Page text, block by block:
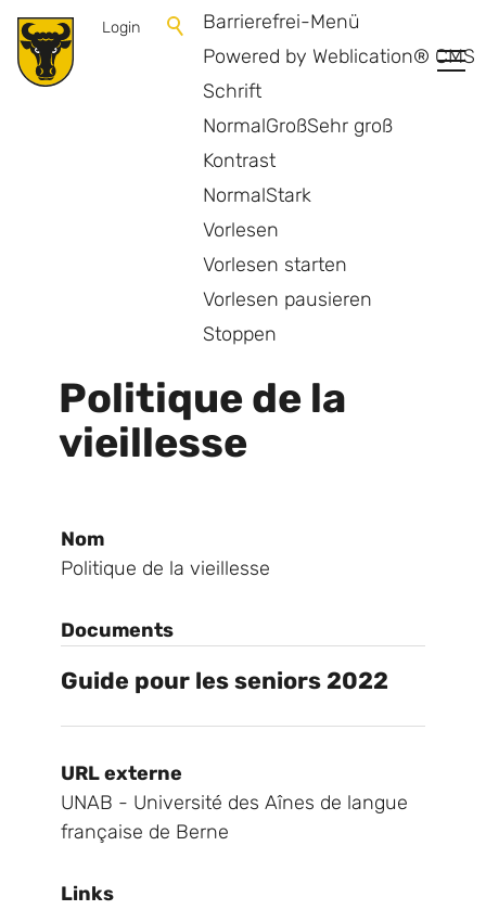
Barrierefrei-Menü
Powered by Weblication® CMS
Schrift
NormalGroßSehr groß
Kontrast
NormalStark
Vorlesen
Vorlesen starten
Vorlesen pausieren
Stoppen
Login
Politique de la
vieillesse
Nom
Politique de la vieillesse
Documents
Guide pour les seniors 2022
URL externe
UNAB - Université des Aînes de langue
française de Berne
Links